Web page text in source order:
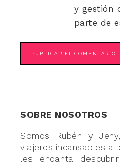
y gestión
parte de
SOBRE NOSOTROS
Somos Rubén y
viajeros incansables a
les encanta